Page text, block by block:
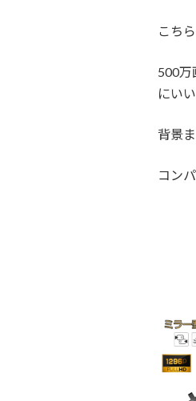
こち
500万
にい
背景
コン